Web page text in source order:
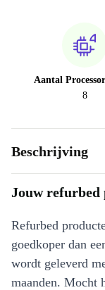
Aantal
8
Beschrijving
Jouw refurbed
Refurbed
goedkoper dan
wordt geleverd
maanden. Mocht